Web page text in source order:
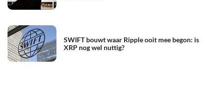
SWIFT bouwt waar Ripple ooit mee begon: is
XRP nog wel nuttig?